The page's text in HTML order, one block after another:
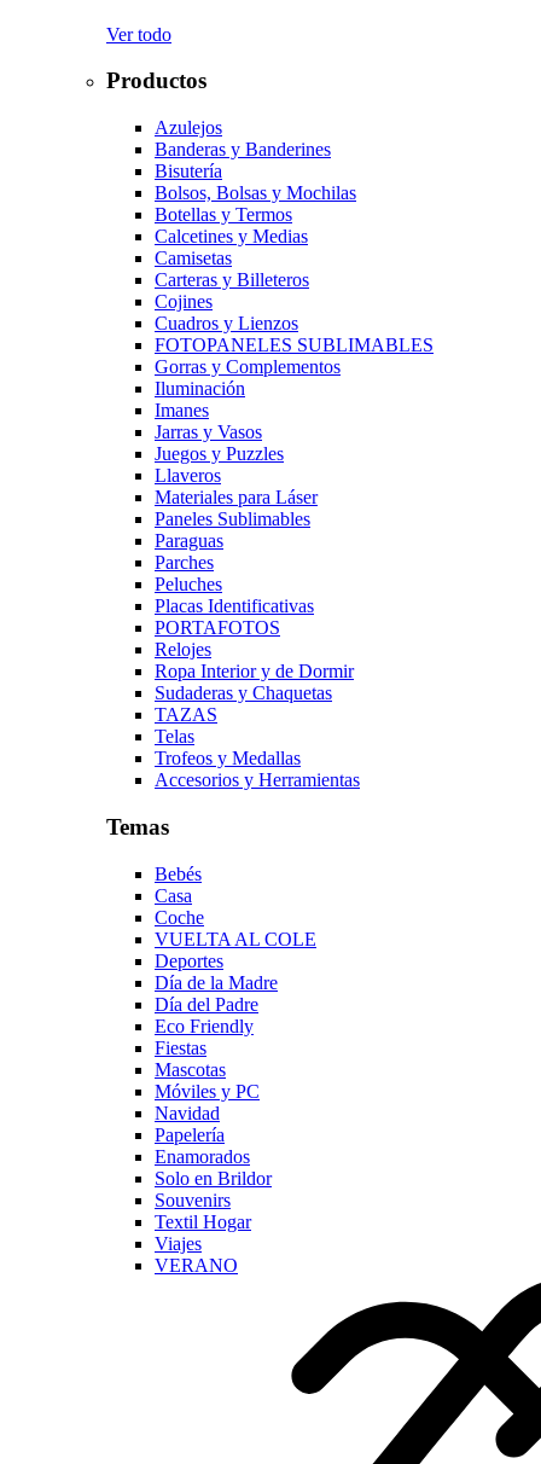
Ver todo
Productos
Azulejos
Banderas y Banderines
Bisutería
Bolsos, Bolsas y Mochilas
Botellas y Termos
Calcetines y Medias
Camisetas
Carteras y Billeteros
Cojines
Cuadros y Lienzos
FOTOPANELES SUBLIMABLES
Gorras y Complementos
Iluminación
Imanes
Jarras y Vasos
Juegos y Puzzles
Llaveros
Materiales para Láser
Paneles Sublimables
Paraguas
Parches
Peluches
Placas Identificativas
PORTAFOTOS
Relojes
Ropa Interior y de Dormir
Sudaderas y Chaquetas
TAZAS
Telas
Trofeos y Medallas
Accesorios y Herramientas
Temas
Bebés
Casa
Coche
VUELTA AL COLE
Deportes
Día de la Madre
Día del Padre
Eco Friendly
Fiestas
Mascotas
Móviles y PC
Navidad
Papelería
Enamorados
Solo en Brildor
Souvenirs
Textil Hogar
Viajes
VERANO